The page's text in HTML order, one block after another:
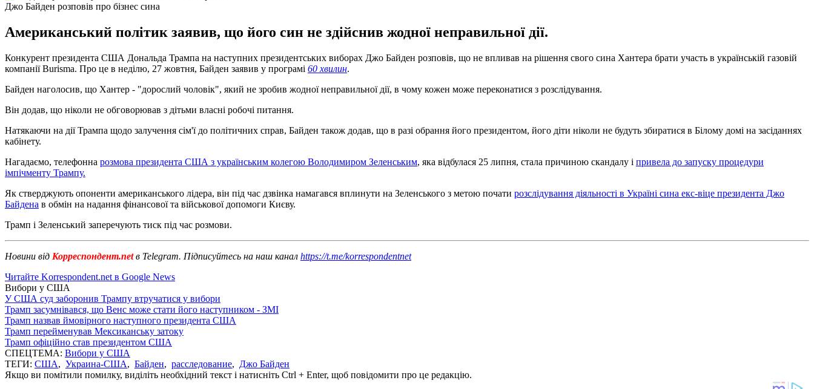
Джо Байден розповів про бізнес сина
Американський політик заявив, що його син не здійснив жодної неправильної дії.
Конкурент президента США Дональда Трампа на наступних президентських виборах Джо Байден розповів, що не впливав на рішення свого сина Хантера брати участь в українській газовій
компанії Burisma. Про це в неділю, 27 жовтня, Байден заявив у програмі 60 хвилин.
Байден наголосив, що Хантер - "дорослий чоловік", який не зробив жодної неправильної дії, в чому кожен може переконатися з розслідування.
Він додав, що ніколи не обговорював з дітьми власні робочі питання.
Натякаючи на дії Трампа щодо залучення сім'ї до політичних справ, Байден також додав, що в разі обрання його президентом, його діти ніколи не будуть збиратися в Білому домі на засіданнях
кабінету.
Нагадаємо, телефонна розмова президента США з українським колегою Володимиром Зеленським, яка відбулася 25 липня, стала причиною скандалу і привела до запуску процедури
імпічменту Трампу.
Як стверджують опоненти американського лідера, він під час дзвінка намагався вплинути на Зеленського з метою почати розслідування діяльності в Україні сина екс-віце президента Джо
Байдена в обмін на надання фінансової та військової допомоги Києву.
Трамп і Зеленський заперечують тиск під час розмови.
Новини від Корреспондент.netв Telegram. Підписуйтесь на наш канал https://t.me/korrespondentnet
Читайте Korrespondent.net в Google News
Вибори у США
У США суд заборонив Трампу втручатися у вибори
Трамп засумнівався, що Венс може стати його наступником - ЗМІ
Трамп назвав ймовірного наступного президента США
Трамп перейменував Мексиканську затоку
Трамп офіційно став президентом США
СПЕЦТЕМА: Вибори у США
ТЕГИ: США, Украина-США, Байден, расследование, Джо Байден
Якщо ви помітили помилку, виділіть необхідний текст і натисніть Ctrl + Enter, щоб повідомити про це редакцію.